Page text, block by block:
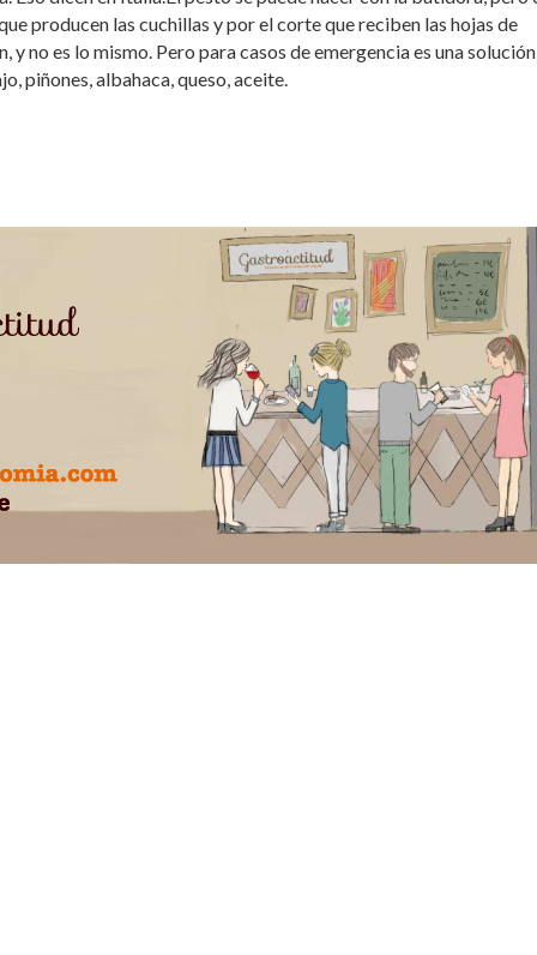
producen las cuchillas y por el corte que reciben las hojas de
y no es lo mismo. Pero para casos de emergencia es una solución
piñones, albahaca, queso, aceite.